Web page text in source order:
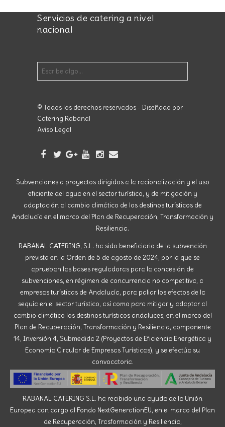
Servicios de catering a nivel
nacional
© Todos los derechos reservados - Diseñado por
Catering Rabanal
Aviso Legal
Subvenciones a proyectos dirigidos a la racionalización y el uso
eficiente del agua en el sector turístico, y de mitigación y
adaptación al cambio climático de los destinos turísticos de
Andalucía en el marco del Plan de Recuperación, Transformación y
Resiliencia.
RABANAL CATERING, S.L. ha sido beneficiario de la subvención
prevista en la Orden de 5 de agosto de 2024, por la que se
aprueban las bases reguladoras para la concesión de
subvenciones, en régimen de concurrencia no competitiva, a
empresas turísticas de Andalucía, para paliar los efectos de la
sequía en el sector turístico, así como para mitigar y adaptar al
cambio climático los destinos turísticos andaluces, en el marco del
Plan de Recuperación, Transformación y Resiliencia, componente
14, Inversión 4, Submedida 2 (Proyectos de Eficiencia Energética y
Economía Circular de Empresas Turísticas), y se efectúa su
convocatoria.
RABANAL CATERING S.L. ha recibido una ayuda de la Unión
Europea con cargo al Fondo NextGenerationEU, en el marco del Plan
de Recuperación, Trasformación y Resiliencia,